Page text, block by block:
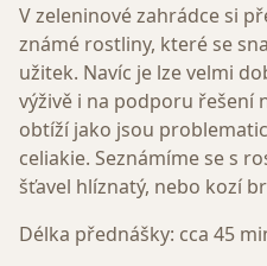
V zeleninové zahrádce si
známé rostliny, které se
užitek. Navíc je lze velmi
výživě i na podporu řešení
obtíží jako jsou
celiakie. Seznámíme se s
šťavel hlíznatý, nebo kozí
Délka přednášky: cca 45